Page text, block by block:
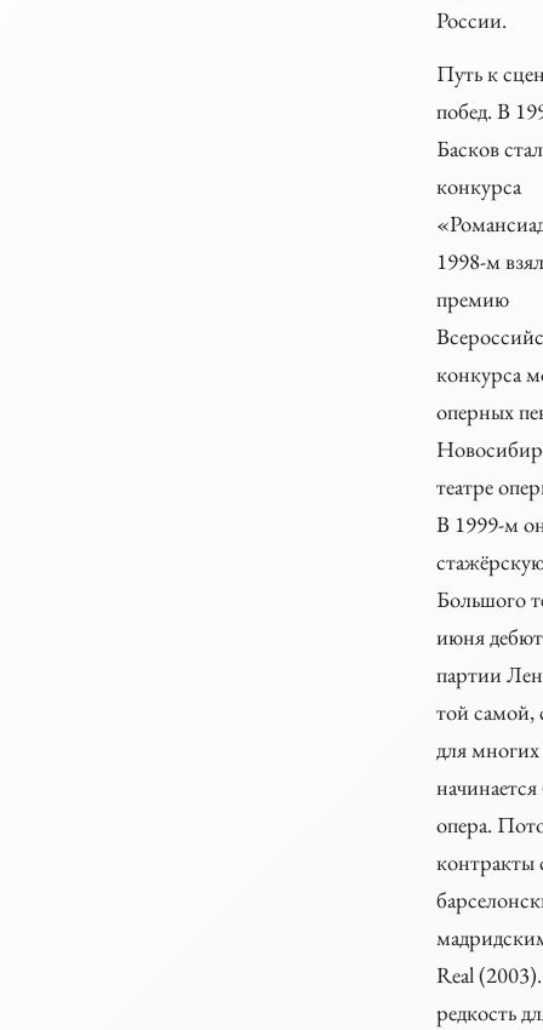
России.
Путь к
побед. В
Басков
конкурса
1998-м
премию
конкурса
оперных
театре
В 1999-м
Большого
июня
партии
той самой,
для
опера.
контракты
Real
редкость